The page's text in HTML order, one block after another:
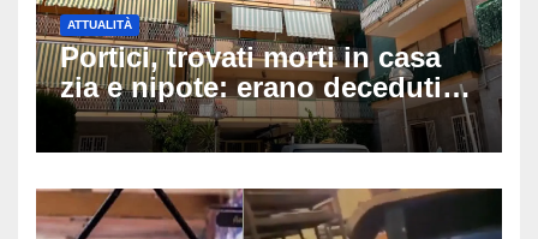
ATTUALITÀ
Portici, trovati morti in casa
zia e nipote: erano deceduti
da giorni, il caldo tra le
ipotesi al vaglio